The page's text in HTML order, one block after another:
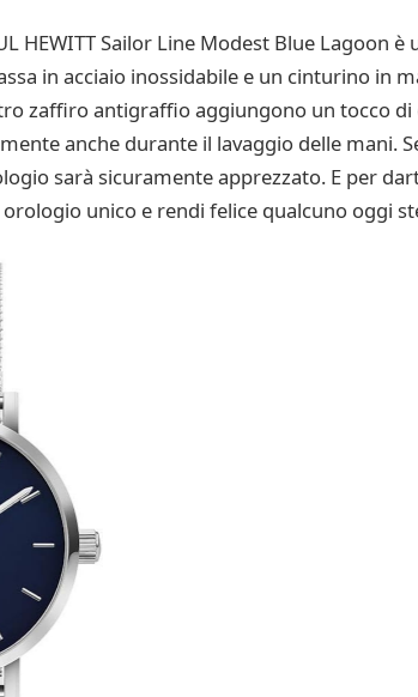
HEWITT Sailor Line Modest Blue Lagoon
in acciaio inossidabile e un cinturino in
zaffiro antigraffio aggiungono un tocco di
anche durante il lavaggio delle mani.
sarà sicuramente apprezzato. E per
orologio unico e rendi felice qualcuno oggi